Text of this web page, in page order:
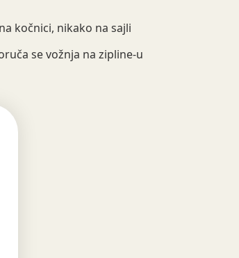
kočnici, nikako na sajli
se vožnja na zipline-u